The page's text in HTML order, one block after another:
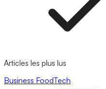
Articles les plus lus
Business FoodTech